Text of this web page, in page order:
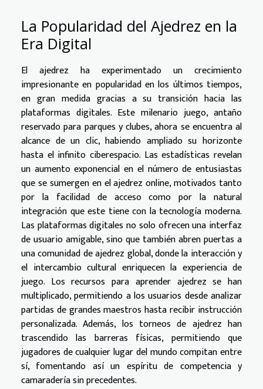
La Popularidad del Ajedrez en la
Era Digital
El ajedrez ha experimentado un crecimiento
impresionante en popularidad en los últimos tiempos,
en gran medida gracias a su transición hacia las
plataformas digitales. Este milenario juego, antaño
reservado para parques y clubes, ahora se encuentra al
alcance de un clic, habiendo ampliado su horizonte
hasta el infinito ciberespacio. Las estadísticas revelan
un aumento exponencial en el número de entusiastas
que se sumergen en el ajedrez online, motivados tanto
por la facilidad de acceso como por la natural
integración que este tiene con la tecnología moderna.
Las plataformas digitales no solo ofrecen una interfaz
de usuario amigable, sino que también abren puertas a
una comunidad de ajedrez global, donde la interacción y
el intercambio cultural enriquecen la experiencia de
juego. Los recursos para aprender ajedrez se han
multiplicado, permitiendo a los usuarios desde analizar
partidas de grandes maestros hasta recibir instrucción
personalizada. Además, los torneos de ajedrez han
trascendido las barreras físicas, permitiendo que
jugadores de cualquier lugar del mundo compitan entre
sí, fomentando así un espíritu de competencia y
camaradería sin precedentes.